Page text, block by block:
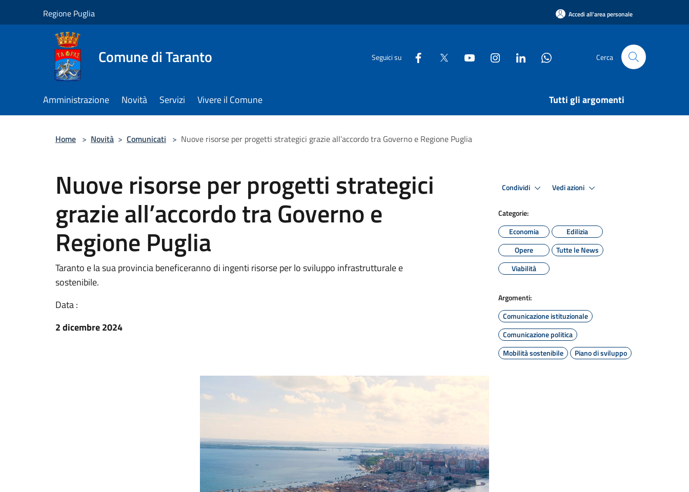
Regione Puglia Accedi all'area personale
Comune di Taranto Seguici su Cerca
Amministrazione Novità Servizi Vivere il Comune Tutti gli argomenti
Home > Novità > Comunicati > Nuove risorse per progetti strategici grazie all’accordo tra Governo e Regione Puglia
Nuove risorse per progetti strategici
grazie all’accordo tra Governo e
Regione Puglia
Taranto e la sua provincia beneficeranno di ingenti risorse per lo sviluppo infrastrutturale e
sostenibile.
Data :
2 dicembre 2024
Condividi Vedi azioni
Categorie:
Economia
Edilizia
Opere
Tutte le News
Viabilità
Argomenti:
Comunicazione istituzionale
Comunicazione politica
Mobilità sostenibile
Piano di sviluppo